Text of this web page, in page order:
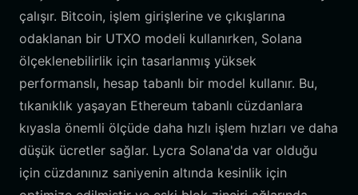
çalışır. Bitcoin, işlem girişlerine ve çıkışlarına
odaklanan bir UTXO modeli kullanırken, Solana
ölçeklenebilirlik için tasarlanmış yüksek
performanslı, hesap tabanlı bir model kullanır. Bu,
tıkanıklık yaşayan Ethereum tabanlı cüzdanlara
kıyasla önemli ölçüde daha hızlı işlem hızları ve daha
düşük ücretler sağlar. Lycra Solana'da var olduğu
için cüzdanınız saniyenin altında kesinlik için